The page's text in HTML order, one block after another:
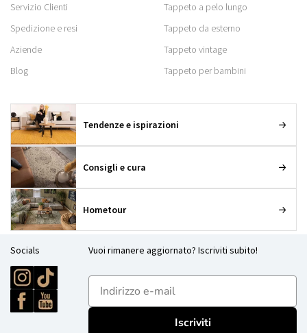
Servizio Clienti
Spedizione e resi
Aziende
Blog
Tappeto a pelo lungo
Tappeto da esterno
Tappeto vintage
Tappeto per bambini
Tendenze e ispirazioni
Consigli e cura
Hometour
Socials Vuoi rimanere aggiornato? Iscriviti subito!
E-mailadres
Iscriviti